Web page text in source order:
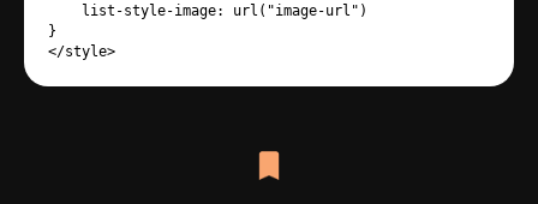
    list-style-image: url("image-url")
}
</style>
Сохрани вкладку в избранном,
чтоб не потерять